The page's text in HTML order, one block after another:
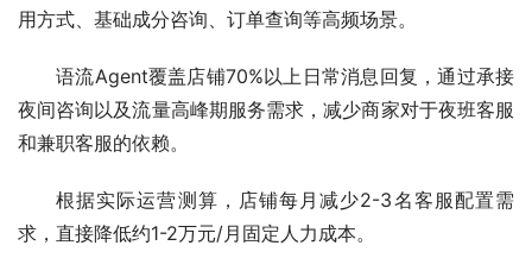
用方式、基础成分咨询、订单查询等高频场景。
语流Agent覆盖店铺70%以上日常消息回复，通过承接
夜间咨询以及流量高峰期服务需求，减少商家对于夜班客服
和兼职客服的依赖。
根据实际运营测算，店铺每月减少2-3名客服配置需
求，直接降低约1-2万元/月固定人力成本。